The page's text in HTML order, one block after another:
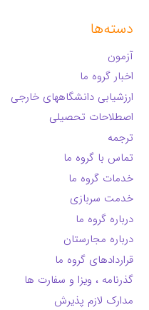
دسته‌ها
آزمون
اخبار گروه ما
ارزشیابی دانشگاههای خارجی
اصطلاحات تحصیلی
ترجمه
تماس با گروه ما
خدمات گروه ما
خدمت سربازی
درباره گروه ما
درباره مجارستان
قراردادهای گروه ما
گذرنامه ، ویزا و سفارت ها
مدارک لازم پذیرش